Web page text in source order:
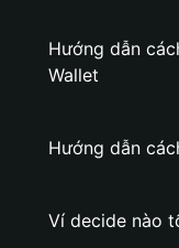
Hướng dẫn
Wallet
Hướng dẫn
Ví decide nào